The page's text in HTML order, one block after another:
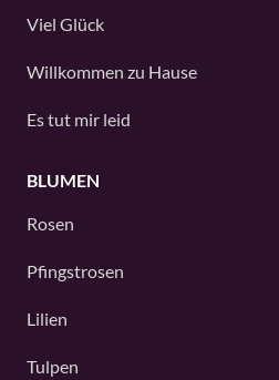
Viel Glück
Willkommen zu Hause
Es tut mir leid
BLUMEN
Rosen
Pfingstrosen
Lilien
Tulpen